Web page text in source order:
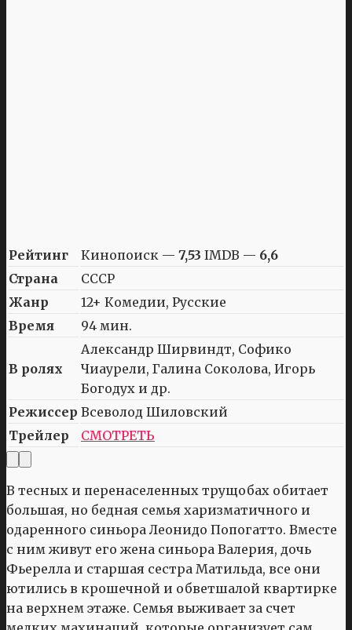
Рейтинг Кинопоиск — 7,53 IMDB — 6,6
Страна
СССР
Жанр
12+ Комедии, Русские
Время
94 мин.
В ролях
Александр Ширвиндт, Софико
Чиаурели, Галина Соколова, Игорь
Богодух и др.
Режиссер Всеволод Шиловский
Трейлер
СМОТРЕТЬ
В тесных и перенаселенных трущобах обитает
большая, но бедная семья харизматичного и
одаренного синьора Леонидо Попогатто. Вместе
с ним живут его жена синьора Валерия, дочь
Фьерелла и старшая сестра Матильда, все они
ютились в крошечной и обветшалой квартирке
на верхнем этаже. Семья выживает за счет